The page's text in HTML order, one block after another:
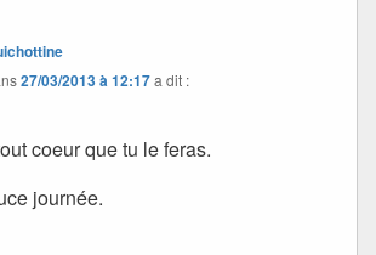
27/03/2013 à 12:17a dit :
coeur que tu le feras.
journée.